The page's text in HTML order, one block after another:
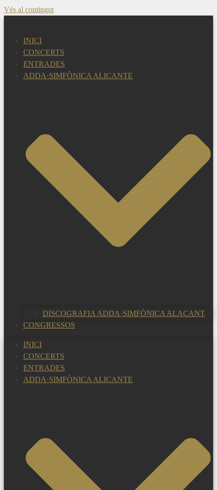
Vés al contingut
INICI
CONCERTS
ENTRADES
ADDA·SIMFÒNICA ALICANTE
DISCOGRAFIA ADDA·SIMFÒNICA ALACANT
CONGRESSOS
INICI
CONCERTS
ENTRADES
ADDA·SIMFÒNICA ALICANTE